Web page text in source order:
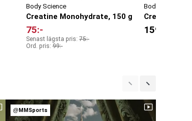
Body Science
Creatine Monohydrate, 150 g
75:-
Senast lägsta pris:75:-
Ord. pris:99:-
Body Science
Creatine
159
@MMSports